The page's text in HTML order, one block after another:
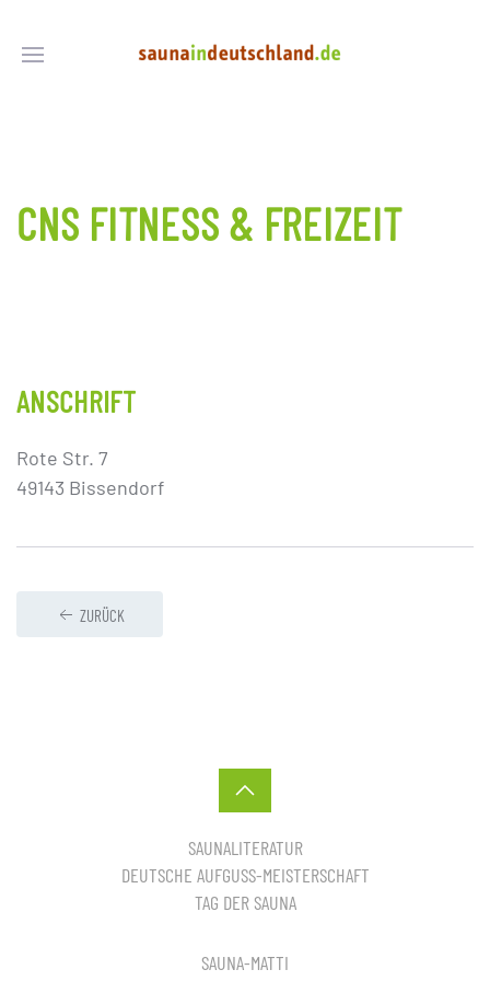
CNS FITNESS & FREIZEIT
ANSCHRIFT
Rote Str. 7
49143 Bissendorf
ZURÜCK
SAUNALITERATUR
DEUTSCHE AUFGUSS-MEISTERSCHAFT
TAG DER SAUNA
SAUNA-MATTI